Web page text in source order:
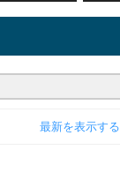
最新を表示する